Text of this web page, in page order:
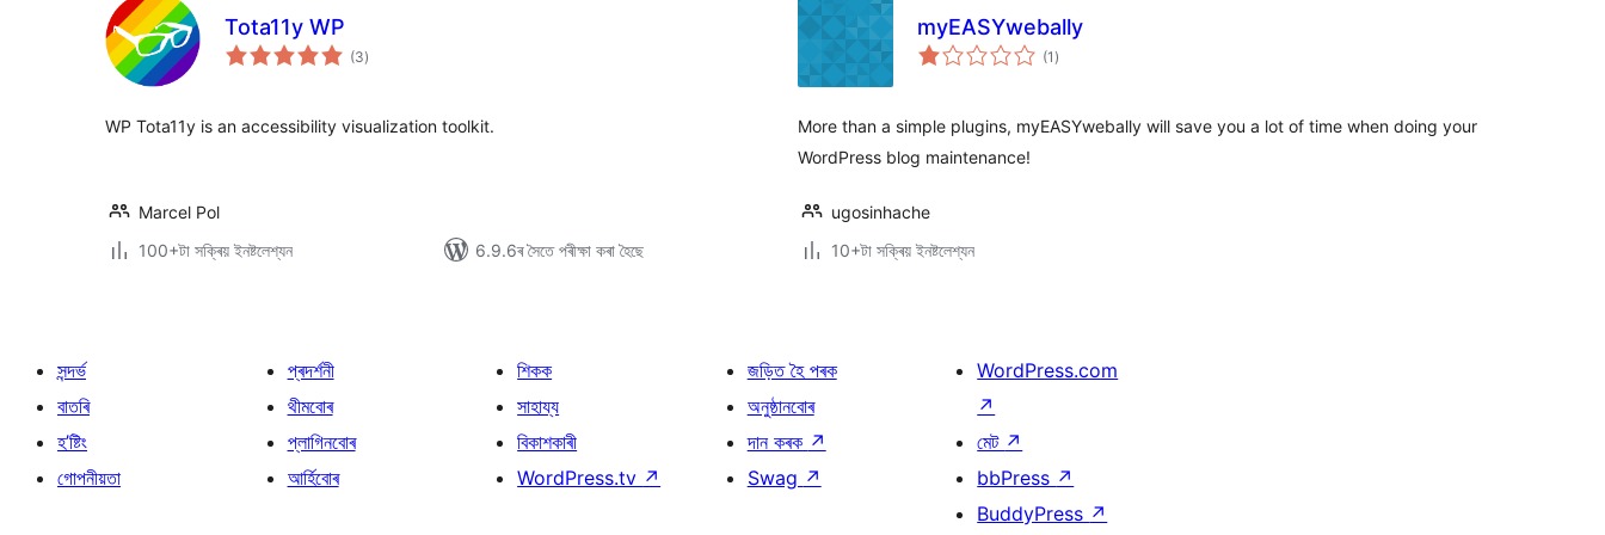
Tota11y WP
(3টা
মুঠ)
WP Tota11y is an accessibility visualization toolkit.
Marcel Pol
100+টা সক্ৰিয় ইনষ্টলেশ্যন
6.9.6ৰ সৈতে পৰীক্ষা কৰা হৈছে
myEASYwebally
(1 টা
মুঠ)
More than a simple plugins, myEASYwebally will save you a lot of time when doing your
WordPress blog maintenance!
ugosinhache
10+টা সক্ৰিয় ইনষ্টলেশ্যন
সন্দৰ্ভ
বাতৰি
হ’ষ্টিং
গোপনীয়তা
প্ৰদৰ্শনী
থীমবোৰ
প্লাগিনবোৰ
আৰ্হিবোৰ
শিকক
সাহায্য
বিকাশকাৰী
WordPress.tv ↗
জড়িত হৈ পৰক
অনুষ্ঠানবোৰ
দান কৰক ↗
Swag ↗
WordPress.com
↗
মেট ↗
bbPress ↗
BuddyPress ↗